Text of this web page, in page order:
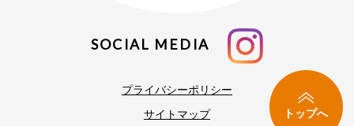
トップへ
SOCIAL MEDIA
プライバシーポリシー
サイトマップ